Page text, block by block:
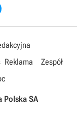
Reklama
Zespół
Polska SA